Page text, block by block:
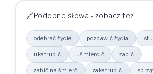
Podobne słowa - zobacz też
odebrać życie pozbawić życia
ukatrupić uśmiercić zabić
zabić na śmierć zakatrupić